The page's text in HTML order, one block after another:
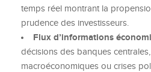
temps réel montrant la
prudence des investisseurs.
Flux d’informations
décisions des banques
macroéconomiques ou crises